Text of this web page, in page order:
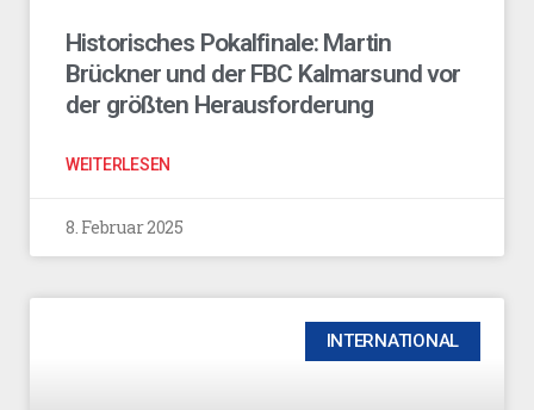
Historisches Pokalfinale: Martin
Brückner und der FBC Kalmarsund vor
der größten Herausforderung
WEITERLESEN
8. Februar 2025
INTERNATIONAL